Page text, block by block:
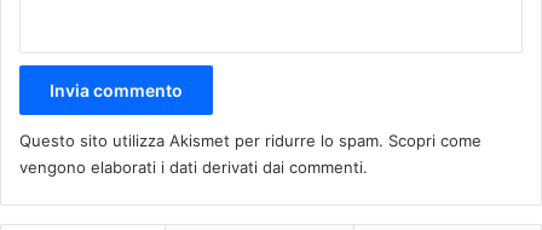
Questo sito utilizza Akismet per ridurre lo spam. Scopri come
vengono elaborati i dati derivati dai commenti.